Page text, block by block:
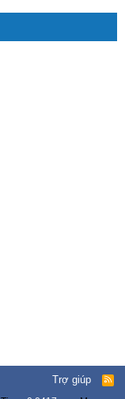
Trợ giúp
R